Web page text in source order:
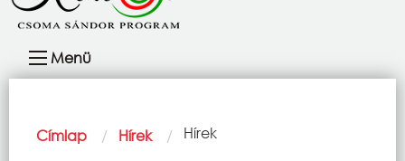
navigáció
Menü
Morzsa
Címlap Hírek Current:
Hírek